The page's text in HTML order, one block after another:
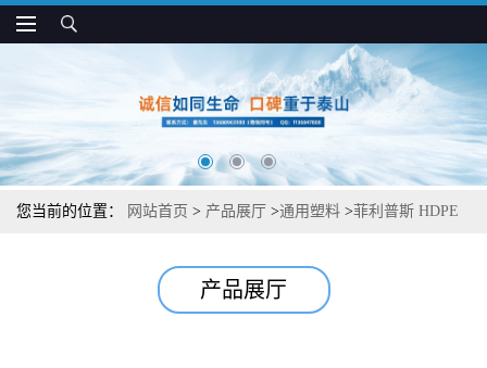
您当前的位置： 网站首页 > 产品展厅 >通用塑料 >菲利普斯 HDPE
产品展厅